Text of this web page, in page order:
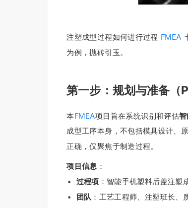
注塑成型过程如何进行过程 FMEA
为例，抛砖引玉。
第一步：规划与准备
本FMEA项目旨在系统识别和评估
成型工序本身，不包括模具设计、
正确，仅聚焦于制造过程。
项目信息 ：
过程项 ：智能手机塑料后盖注塑
团队 ：工艺工程师、注塑班长、